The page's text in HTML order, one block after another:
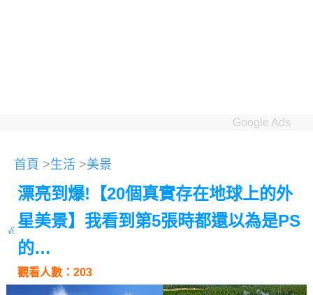
Google Ads
首頁 >生活 >美景
漂亮到爆!【20個真實存在地球上的外
星美景】我看到第5張時都還以為是PS
的…
觀看人數：203